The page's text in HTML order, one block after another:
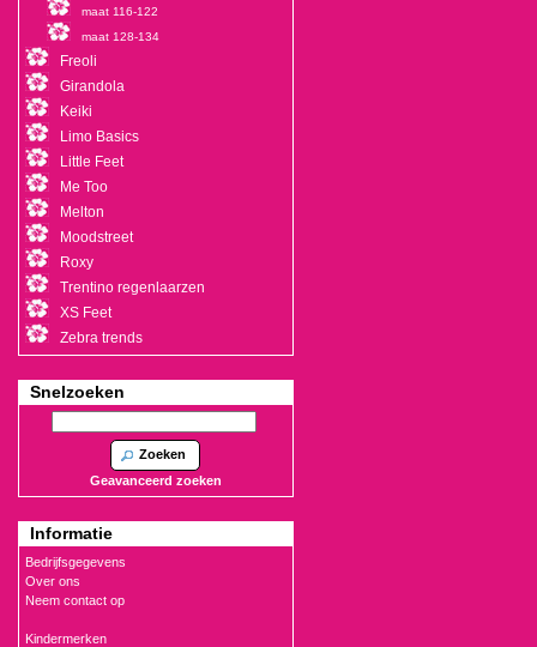
maat 116-122
maat 128-134
Freoli
Girandola
Keiki
Limo Basics
Little Feet
Me Too
Melton
Moodstreet
Roxy
Trentino regenlaarzen
XS Feet
Zebra trends
Snelzoeken
Zoeken
Geavanceerd zoeken
Informatie
Bedrijfsgegevens
Over ons
Neem contact op
Kindermerken